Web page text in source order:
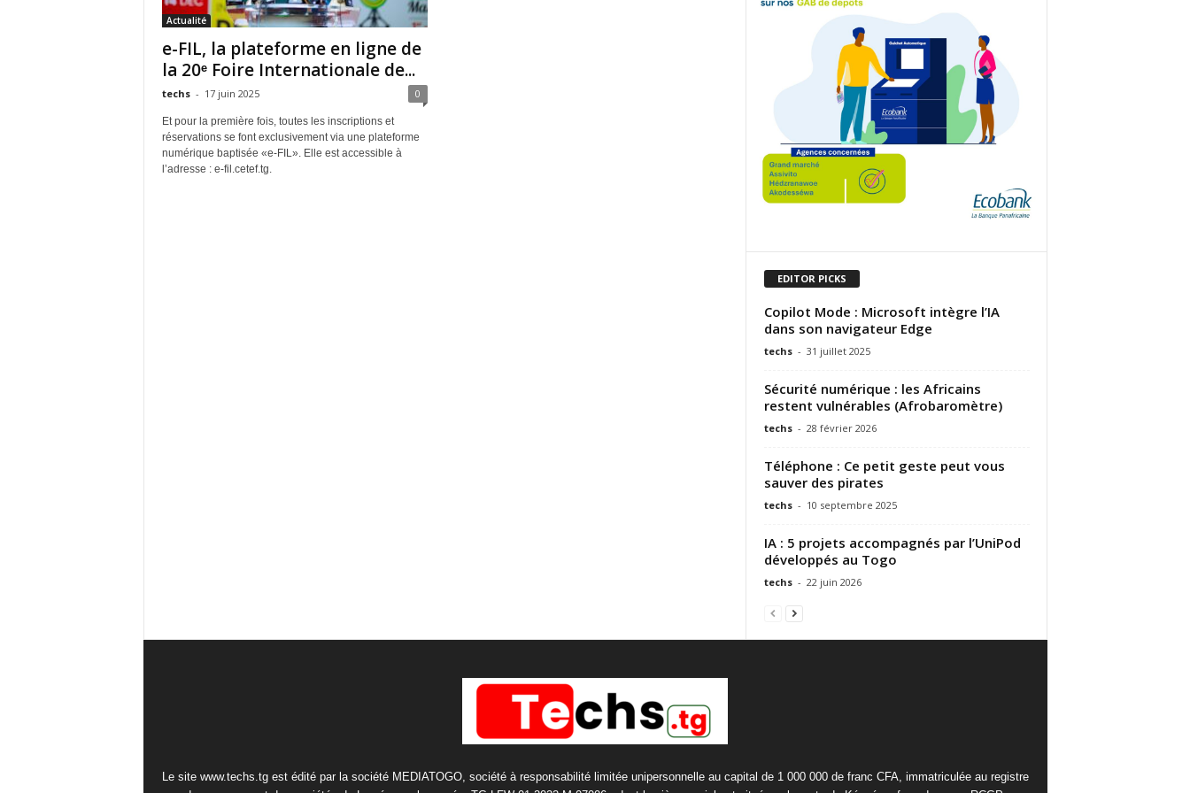
Actualité
e-FIL, la plateforme en ligne de
la 20ᵉ Foire Internationale de...
techs - 17 juin 2025 0
Et pour la première fois, toutes les inscriptions et
réservations se font exclusivement via une plateforme
numérique baptisée «e‑FIL». Elle est accessible à
l’adresse : e-fil.cetef.tg.
EDITOR PICKS
Copilot Mode : Microsoft intègre l’IA
dans son navigateur Edge
techs - 31 juillet 2025
Sécurité numérique : les Africains
restent vulnérables (Afrobaromètre)
techs - 28 février 2026
Téléphone : Ce petit geste peut vous
sauver des pirates
techs - 10 septembre 2025
IA : 5 projets accompagnés par l’UniPod
développés au Togo
techs - 22 juin 2026
Le site www.techs.tg est édité par la société MEDIATOGO, société à responsabilité limitée unipersonnelle au capital de 1 000 000 de franc CFA, immatriculée au registre